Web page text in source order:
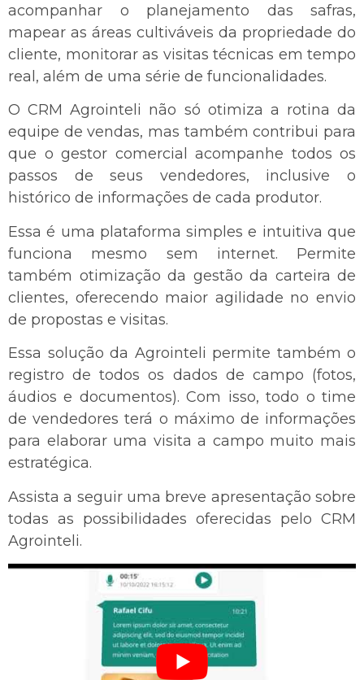
acompanhar o planejamento das safras,
mapear as áreas cultiváveis da propriedade do
cliente, monitorar as visitas técnicas em tempo
real, além de uma série de funcionalidades.
O CRM Agrointeli não só otimiza a rotina da
equipe de vendas, mas também contribui para
que o gestor comercial acompanhe todos os
passos de seus vendedores, inclusive o
histórico de informações de cada produtor.
Essa é uma plataforma simples e intuitiva que
funciona mesmo sem internet. Permite
também otimização da gestão da carteira de
clientes, oferecendo maior agilidade no envio
de propostas e visitas.
Essa solução da Agrointeli permite também o
registro de todos os dados de campo (fotos,
áudios e documentos). Com isso, todo o time
de vendedores terá o máximo de informações
para elaborar uma visita a campo muito mais
estratégica.
Assista a seguir uma breve apresentação sobre
todas as possibilidades oferecidas pelo CRM
Agrointeli.